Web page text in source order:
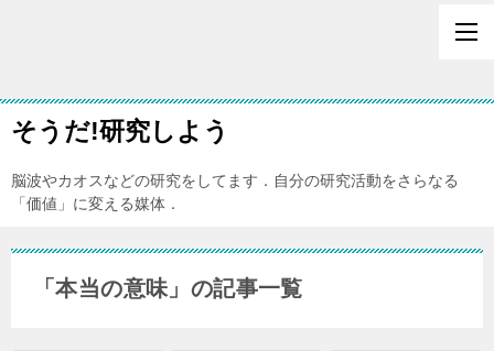
そうだ!研究しよう
脳波やカオスなどの研究をしてます．自分の研究活動をさらなる
「価値」に変える媒体．
「本当の意味」の記事一覧